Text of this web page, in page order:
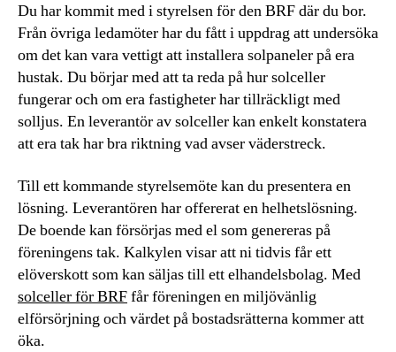
Du har kommit med i styrelsen för den BRF där du bor.
Från övriga ledamöter har du fått i uppdrag att undersöka
om det kan vara vettigt att installera solpaneler på era
hustak. Du börjar med att ta reda på hur solceller
fungerar och om era fastigheter har tillräckligt med
solljus. En leverantör av solceller kan enkelt konstatera
att era tak har bra riktning vad avser väderstreck.
Till ett kommande styrelsemöte kan du presentera en
lösning. Leverantören har offererat en helhetslösning.
De boende kan försörjas med el som genereras på
föreningens tak. Kalkylen visar att ni tidvis får ett
elöverskott som kan säljas till ett elhandelsbolag. Med
solceller för BRFfår föreningen en miljövänlig
elförsörjning och värdet på bostadsrätterna kommer att
öka.